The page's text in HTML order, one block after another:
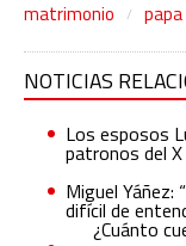
matrimonio papa
NOTICIAS
Los esposos
patronos del
Miguel Yáñez:
difícil de
¿Cuánto